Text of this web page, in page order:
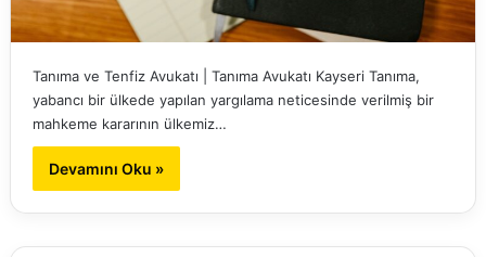
Tanıma ve Tenfiz Avukatı | Tanıma Avukatı Kayseri Tanıma,
yabancı bir ülkede yapılan yargılama neticesinde verilmiş bir
mahkeme kararının ülkemiz…
Devamını Oku »